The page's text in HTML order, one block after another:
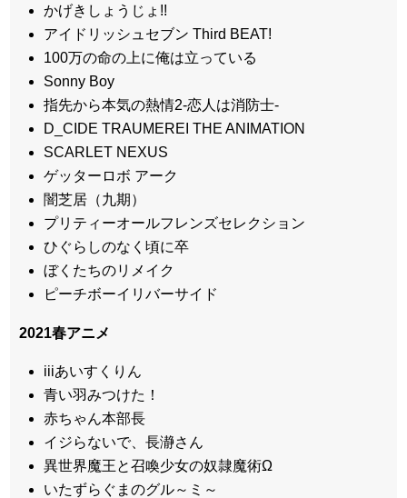
かげきしょうじょ!!
アイドリッシュセブン Third BEAT!
100万の命の上に俺は立っている
Sonny Boy
指先から本気の熱情2-恋人は消防士-
D_CIDE TRAUMEREI THE ANIMATION
SCARLET NEXUS
ゲッターロボ アーク
闇芝居（九期）
プリティーオールフレンズセレクション
ひぐらしのなく頃に卒
ぼくたちのリメイク
ピーチボーイリバーサイド
2021春アニメ
iiiあいすくりん
青い羽みつけた！
赤ちゃん本部長
イジらないで、長瀞さん
異世界魔王と召喚少女の奴隷魔術Ω
いたずらぐまのグル～ミ～